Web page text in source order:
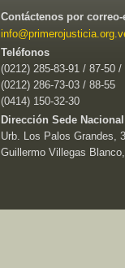
Contáctenos por
Teléfonos
(0212) 285-83-91 / 87-50 /
(0212) 286-73-03 / 88-55
(0414) 150-32-30
Dirección Sede
Urb. Los Palos Grandes,
Guillermo Villegas